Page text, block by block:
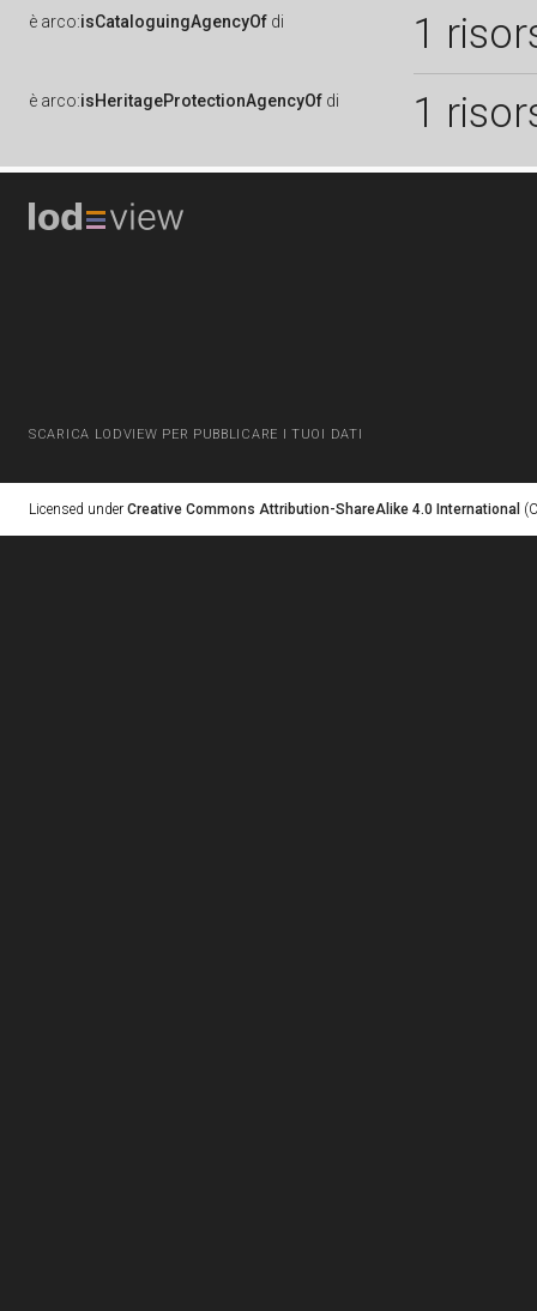
è arco:isCataloguingAgencyOf di 1
è arco:isHeritageProtectionAgencyOf di 1
SCARICA LODVIEW PER PUBBLICARE I TUOI DATI
Licensed under Creative Commons Attribution-ShareAlike 4.0 International